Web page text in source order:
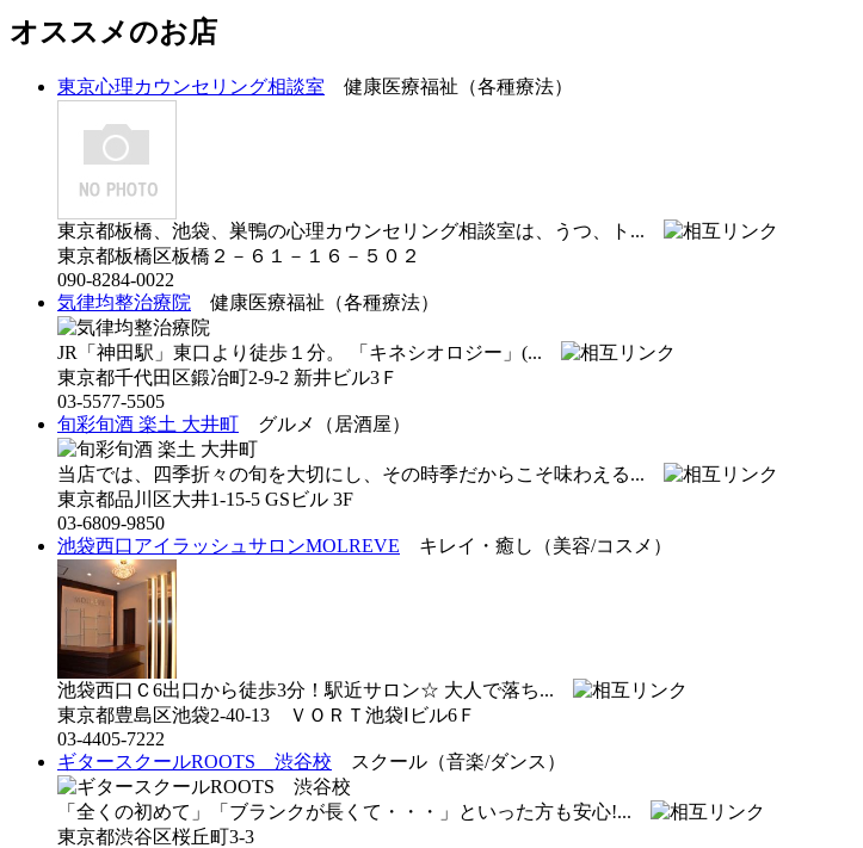
オススメのお店
東京心理カウンセリング相談室 健康医療福祉（各種療法）
東京都板橋、池袋、巣鴨の心理カウンセリング相談室は、うつ、ト...
東京都板橋区板橋２－６１－１６－５０２
090-8284-0022
気律均整治療院 健康医療福祉（各種療法）
JR「神田駅」東口より徒歩１分。 「キネシオロジー」(...
東京都千代田区鍛冶町2-9-2 新井ビル3Ｆ
03-5577-5505
旬彩旬酒 楽土 大井町 グルメ（居酒屋）
当店では、四季折々の旬を大切にし、その時季だからこそ味わえる...
東京都品川区大井1-15-5 GSビル 3F
03-6809-9850
池袋西口アイラッシュサロンMOLREVE キレイ・癒し（美容/コスメ）
池袋西口Ｃ6出口から徒歩3分！駅近サロン☆ 大人で落ち...
東京都豊島区池袋2-40-13 ＶＯＲＴ池袋Ⅰビル6Ｆ
03-4405-7222
ギタースクールROOTS 渋谷校 スクール（音楽/ダンス）
「全くの初めて」「ブランクが長くて・・・」といった方も安心!...
東京都渋谷区桜丘町3-3